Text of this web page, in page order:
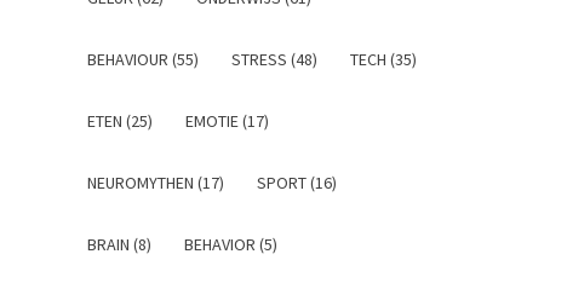
BEHAVIOUR (55) STRESS (48) TECH (35)
ETEN (25) EMOTIE (17)
NEUROMYTHEN (17) SPORT (16)
BRAIN (8) BEHAVIOR (5)